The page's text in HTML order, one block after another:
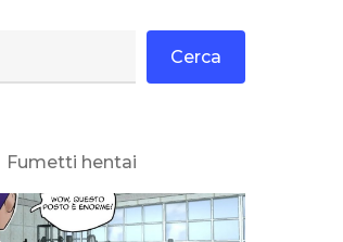
Cerca
Fumetti hentai